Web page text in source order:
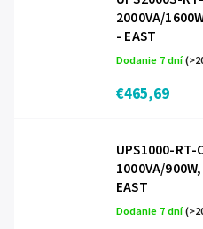
2000VA/
- EAST
Dodanie 7 dní
€465,69
UPS1000-RT-
1000VA/
EAST
Dodanie 7 dní